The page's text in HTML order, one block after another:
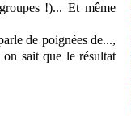
!)... Et même
de poignées de...,
sait que le résultat